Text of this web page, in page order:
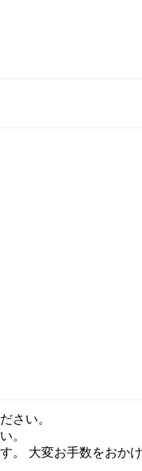
さい。
。
。 大変お手数をおか